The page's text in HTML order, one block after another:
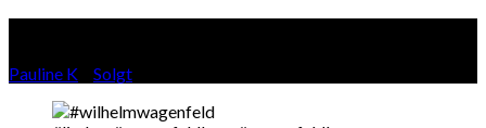
Pauline K Solgt